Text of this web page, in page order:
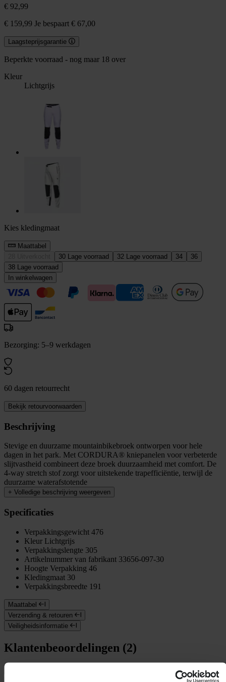
€ 92,99
€ 159,99 Je bespaart € 67,00
Laagsteprijsgarantie
Beperkte voorraad - nog maar 18 over
Kleur
Lichtgrijs
Kies kledingmaat
Maattabel
30 Lage voorraad 32 Lage voorraad 34
36
38
Lage voorraad
In winkelwagen
Bezorging: 5–9 werkdagen
60 dagen retourrecht
Bekijk retourvoorwaarden
Beschrijving
Stevige en duurzame mountainbikebroek ontworpen voor hele
dagen in het park. Met CORDURA® kniepanelen voor verbeterde
slijtvastheid combineert deze broek duurzaamheid met comfort. De
4-way stretch stof zorgt voor uitstekende trapefficiëntie, terwijl de
duurzame waterafstotende
+ Volledige beschrijving weergeven
Specificaties
Verpakkingsgewicht 476
Kleur Lichtgrijs
Verpakkingslengte 305
Artikelnummer van fabrikant 33656-097-30
Hoogte Verpakking 46
Kledingmaat 30
Verpakkingsbreedte 191
Maattabel
Verzending & retouren
Veiligheidsinformatie
Klantenbeoordelingen (2)